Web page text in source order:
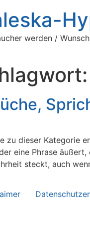
werden /
zu dieser Kategorie
eine Phrase
steckt, auch